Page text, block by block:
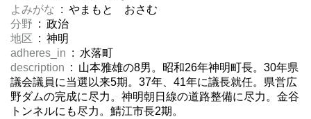
よみがな : やまもと おさむ
分野 : 政治
地区 : 神明
adheres_in : 水落町
description : 山本雅雄の8男。昭和26年神明町長。30年県
議会議員に当選以来5期。37年、41年に議長就任。県営広
野ダムの完成に尽力。神明朝日線の道路整備に尽力。金谷
トンネルにも尽力。鯖江市長2期。